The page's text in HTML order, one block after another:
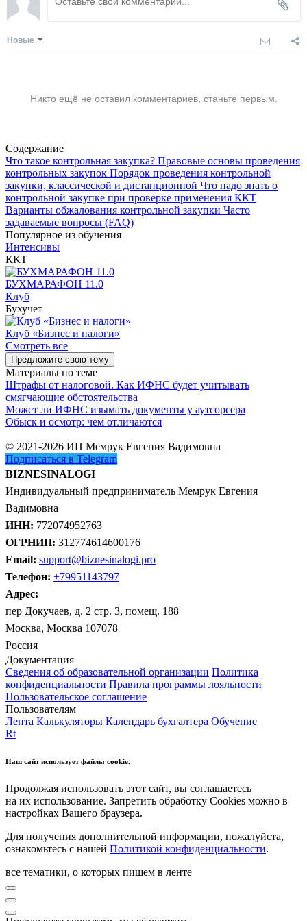
Новые
Никто ещё не оставил комментариев, станьте первым.
Содержание
Что такое контрольная закупка? Правовые основы проведения
контрольных закупок Порядок проведения контрольной
закупки, классической и дистанционной Что надо знать о
контрольной закупке при проверке применения ККТ
Варианты обжалования контрольной закупки Часто
задаваемые вопросы (FAQ)
Популярное из обучения
Интенсивы
ККТ
БУХМАРАФОН 11.0
Клуб
Бухучет
Клуб «Бизнес и налоги»
Смотреть все
Предложите свою тему
Материалы по теме
Штрафы от налоговой. Как ИФНС будет учитывать
смягчающие обстоятельства
Может ли ИФНС изымать документы у аутсорсера
Обыск и осмотр: чем отличаются
© 2021-2026 ИП Мемрук Евгения Вадимовна
Подписаться в Telegram
BIZNESINALOGI
Индивидуальный предприниматель Мемрук Евгения
Вадимовна
ИНН: 772074952763
ОГРНИП: 312774614600176
Email: support@biznesinalogi.pro
Телефон: +79951143797
Адрес:
пер Докучаев, д. 2 стр. 3, помещ. 188
Москва, Москва 107078
Россия
Документация
Сведения об образовательной организации Политика
конфиденциальности Правила программы лояльности
Пользовательское соглашение
Пользователям
Лента Калькуляторы Календарь бухгалтера Обучение
Rt
Наш сайт использует файлы cookie.
Продолжая использовать этот сайт, вы соглашаетесь
на их использование. Запретить обработку Cookies можно в
настройках Вашего браузера.
Для получения дополнительной информации, пожалуйста,
ознакомьтесь с нашей Политикой конфиденциальности.
все тематики, о которых пишем в ленте